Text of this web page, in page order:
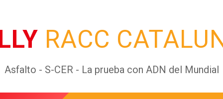
RACC
Asfalto - S-CER - La prueba con ADN del Mundial